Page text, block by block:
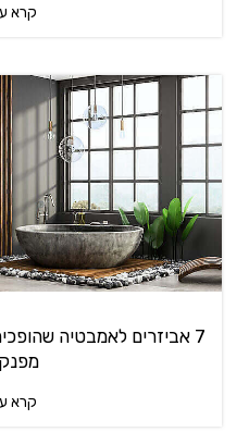
קרא
7 אביזרים לאמבטיה
קרא